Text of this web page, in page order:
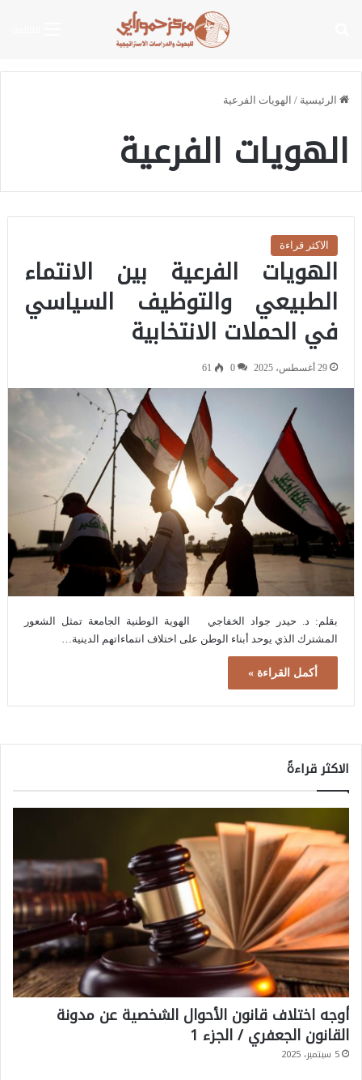
الرئيسية / الهويات الفرعية
الهويات الفرعية
الاكثر قراءة
الهويات الفرعية بين الانتماء
الطبيعي والتوظيف السياسي
في الحملات الانتخابية
29 أغسطس، 2025 0
61
بقلم: د. حيدر جواد الخفاجي الهوية الوطنية الجامعة تمثل الشعور
المشترك الذي يوحد أبناء الوطن على اختلاف انتماءاتهم الدينية…
أكمل القراءة »
الاكثر قراءةً
أوجه اختلاف قانون الأحوال الشخصية عن مدونة
القانون الجعفري / الجزء 1
5 سبتمبر، 2025